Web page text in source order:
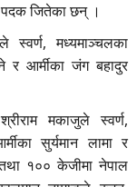
पदक जितेका छन् ।
मध्यमाञ्चलका
र आर्मीका जंग बहादुर
मकाजुले स्वर्ण,
सुर्यमान लामा र
१०० केजीमा नेपाल